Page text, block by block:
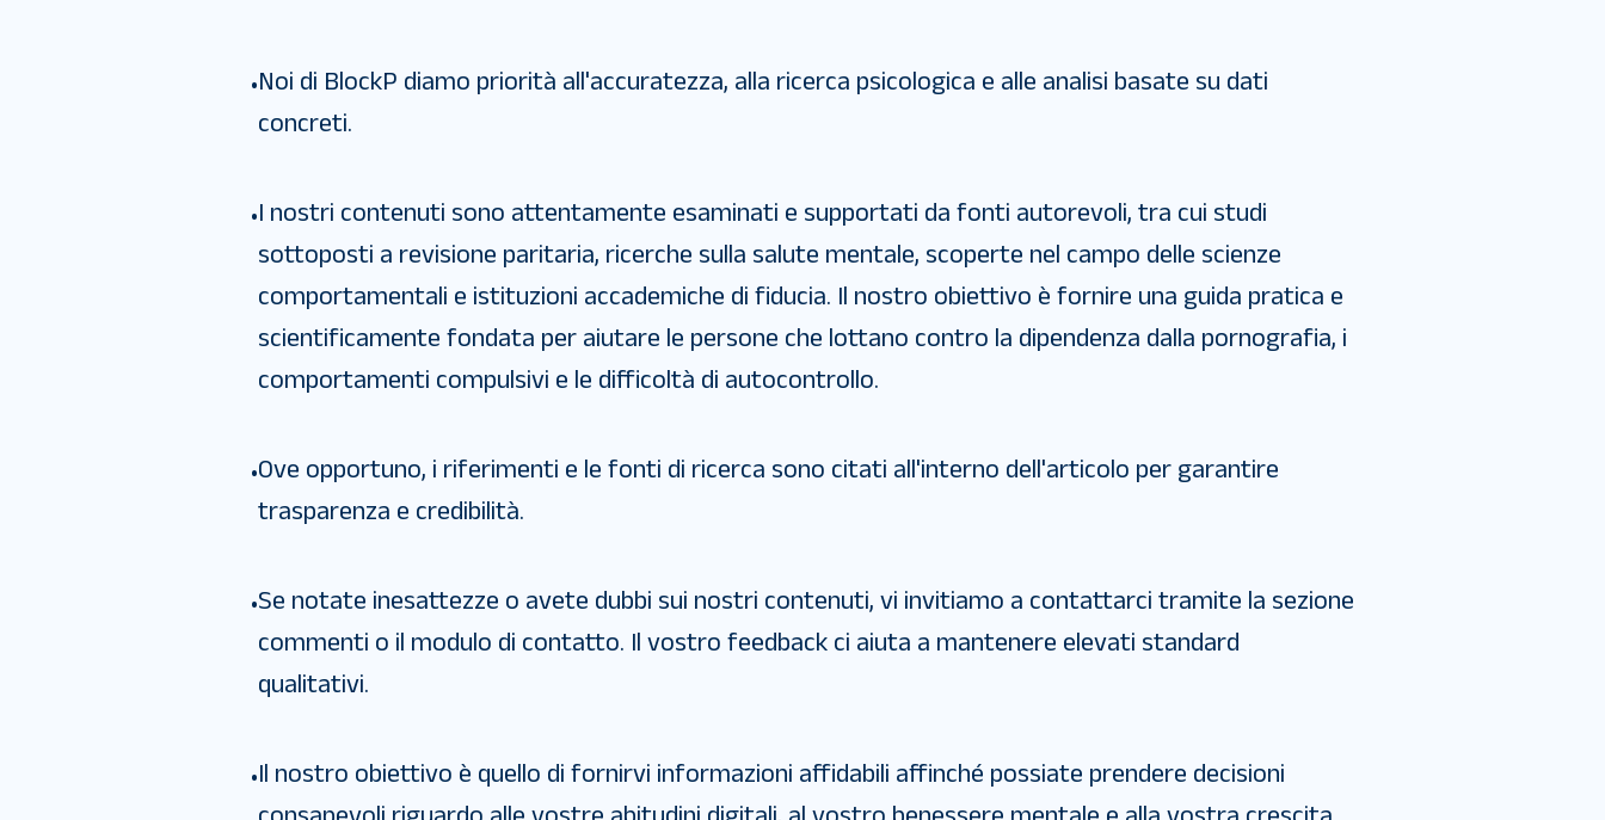
•Noi di BlockP diamo priorità all'accuratezza, alla ricerca psicologica e alle analisi basate su dati
concreti.
•I nostri contenuti sono attentamente esaminati e supportati da fonti autorevoli, tra cui studi
sottoposti a revisione paritaria, ricerche sulla salute mentale, scoperte nel campo delle scienze
comportamentali e istituzioni accademiche di fiducia. Il nostro obiettivo è fornire una guida pratica e
scientificamente fondata per aiutare le persone che lottano contro la dipendenza dalla pornografia, i
comportamenti compulsivi e le difficoltà di autocontrollo.
•Ove opportuno, i riferimenti e le fonti di ricerca sono citati all'interno dell'articolo per garantire
trasparenza e credibilità.
•Se notate inesattezze o avete dubbi sui nostri contenuti, vi invitiamo a contattarci tramite la sezione
commenti o il modulo di contatto. Il vostro feedback ci aiuta a mantenere elevati standard
qualitativi.
•Il nostro obiettivo è quello di fornirvi informazioni affidabili affinché possiate prendere decisioni
consapevoli riguardo alle vostre abitudini digitali, al vostro benessere mentale e alla vostra crescita